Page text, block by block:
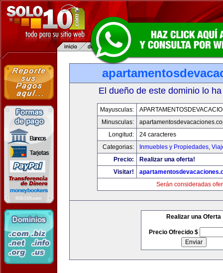
El dueño de este dominio lo
Mayusculas:
Minusculas:
Longitud:
24 caracteres
Categorias:
Inmuebles y Propiedades,
Precio:
Realizar una oferta!
Visitar!
Serán consideradas
Realizar una Oferta
Precio Ofrecido $